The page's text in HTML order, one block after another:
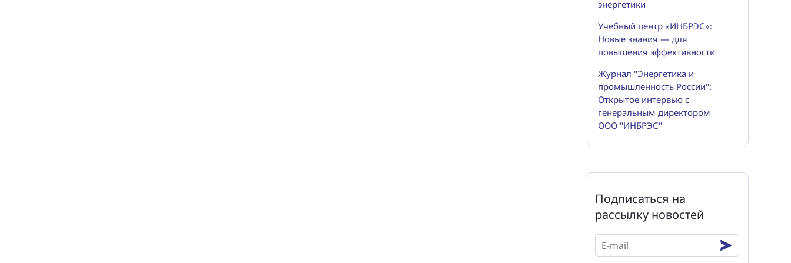
энергетики
Учебный центр «ИНБРЭС»:
Новые знания — для
повышения эффективности
Журнал "Энергетика и
промышленность России":
Открытое интервью с
генеральным директором
ООО "ИНБРЭС"
Подписаться на
рассылку новостей